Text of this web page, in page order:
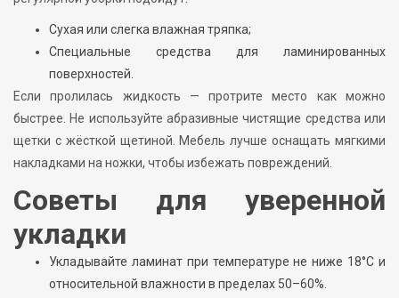
Сухая или слегка влажная тряпка;
Специальные средства для ламинированных
поверхностей.
Если пролилась жидкость — протрите место как можно
быстрее. Не используйте абразивные чистящие средства или
щетки с жёсткой щетиной. Мебель лучше оснащать мягкими
накладками на ножки, чтобы избежать повреждений.
Советы для уверенной
укладки
Укладывайте ламинат при температуре не ниже 18°С и
относительной влажности в пределах 50–60%.